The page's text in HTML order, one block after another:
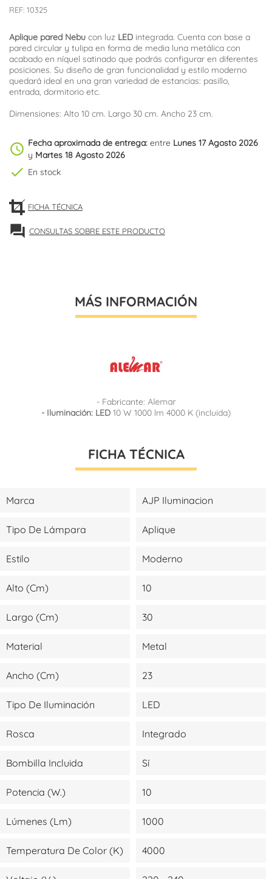
REF: 10325
Aplique pared Nebu con luz LED integrada. Cuenta con base a
pared circular y tulipa en forma de media luna metálica con
acabado en níquel satinado que podrás configurar en diferentes
posiciones. Su diseño de gran funcionalidad y estilo moderno
quedará ideal en una gran variedad de estancias: pasillo,
entrada, dormitorio etc.
Dimensiones: Alto 10 cm. Largo 30 cm. Ancho 23 cm.
schedule Fecha aproximada de entrega: entre Lunes 17 Agosto 2026
y Martes 18 Agosto 2026
check En stock
FICHA TÉCNICA
forum CONSULTAS SOBRE ESTE PRODUCTO
MÁS INFORMACIÓN
- Fabricante: Alemar
- Iluminación: LED 10 W 1000 lm 4000 K (incluida)
FICHA TÉCNICA
Marca AJP Iluminacion
Tipo De Lámpara Aplique
Estilo Moderno
Alto (cm) 10
Largo (cm) 30
Material Metal
Ancho (cm) 23
Tipo De Iluminación LED
Rosca Integrado
Bombilla Incluida Sí
Potencia (W.) 10
Lúmenes (lm) 1000
Temperatura De Color (K) 4000